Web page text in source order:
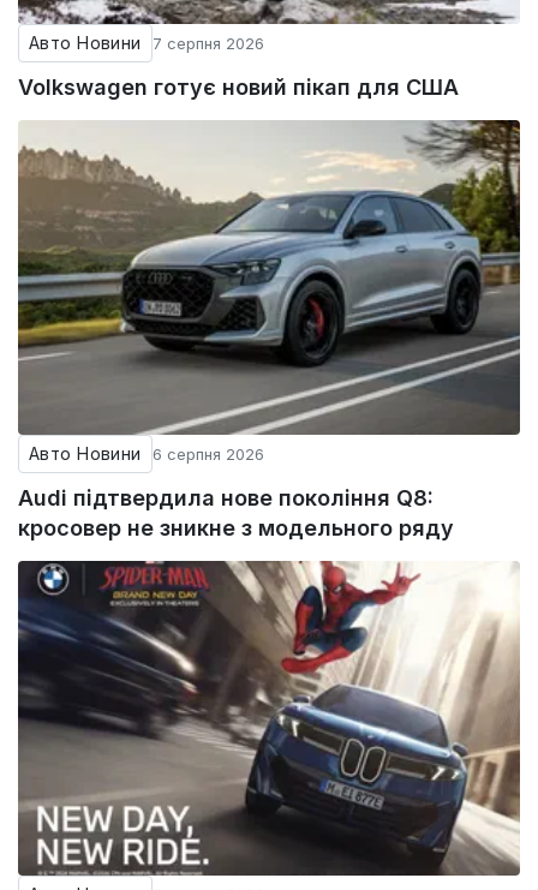
Авто Новини 7 серпня 2026
Volkswagen готує новий пікап для США
Авто Новини 6 серпня 2026
Audi підтвердила нове покоління Q8:
кросовер не зникне з модельного ряду